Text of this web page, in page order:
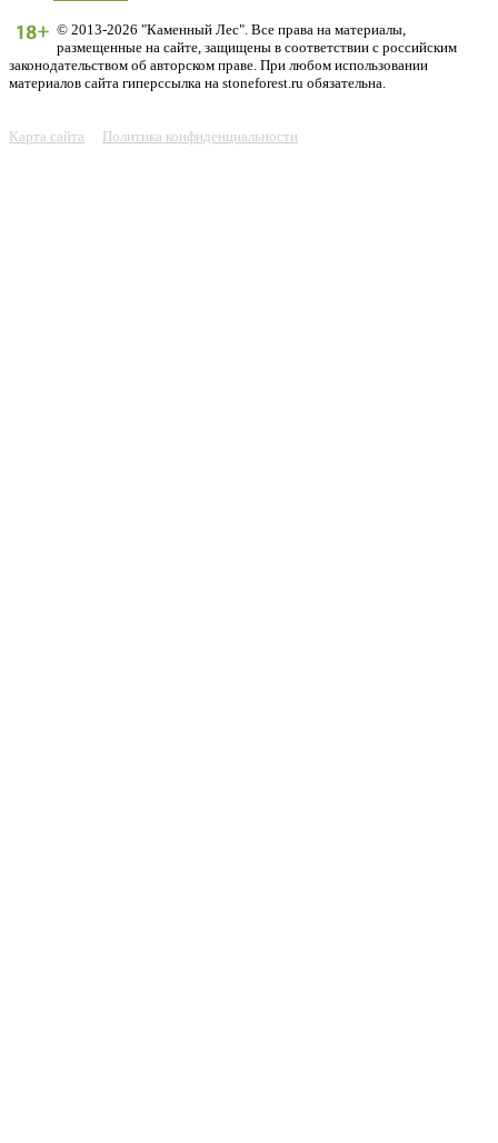
© 2013-2026 "Каменный Лес". Все права на материалы,
размещенные на сайте, защищены в соответствии с российским
законодательством об авторском праве. При любом использовании
материалов сайта гиперссылка на stoneforest.ru обязательна.
Карта сайта Политика конфиденциальности